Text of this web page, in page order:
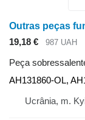
19,18 € 987 UAH
Peça
AH131860-OL,
Ucrânia, m.